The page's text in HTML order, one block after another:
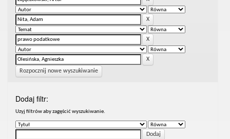
Rozpocznij nowe wyszukiwanie
Dodaj filtr:
Uzyj filtrów aby zagęścić wyszukiwanie.